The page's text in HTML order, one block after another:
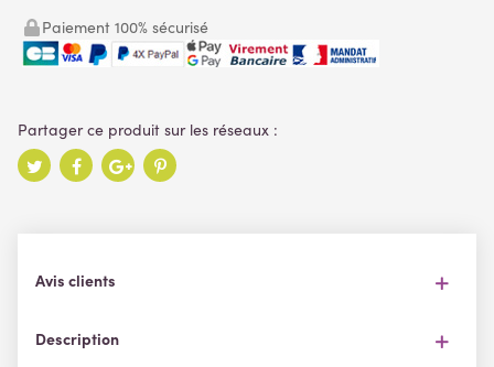
Paiement 100% sécurisé
Description
Avis clients